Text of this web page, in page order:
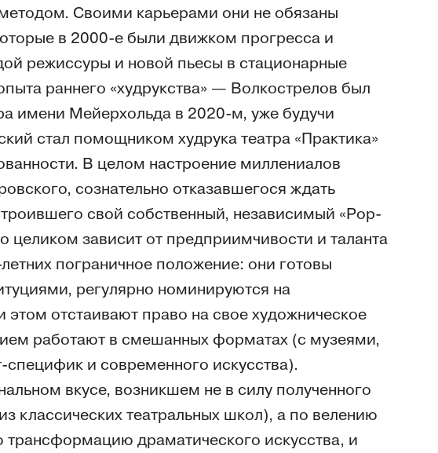
Своими карьерами они не обязаны
в 2000‑е были движком прогресса и
режиссуры и новой пьесы в стационарные
раннего «худрукства» — Волкострелов был
имени Мейерхольда в 2020‑м, уже будучи
стал помощником худрука театра «Практика»
В целом настроение миллениалов
сознательно отказавшегося ждать
свой собственный, независимый «Pop-
целиком зависит от предприимчивости и таланта
пограничное положение: они готовы
регулярно номинируются на
отстаивают право на свое художническое
работают в смешанных форматах (с музеями,
и современного искусства).
вкусе, возникшем не в силу полученного
классических театральных школ), а по велению
трансформацию драматического искусства, и